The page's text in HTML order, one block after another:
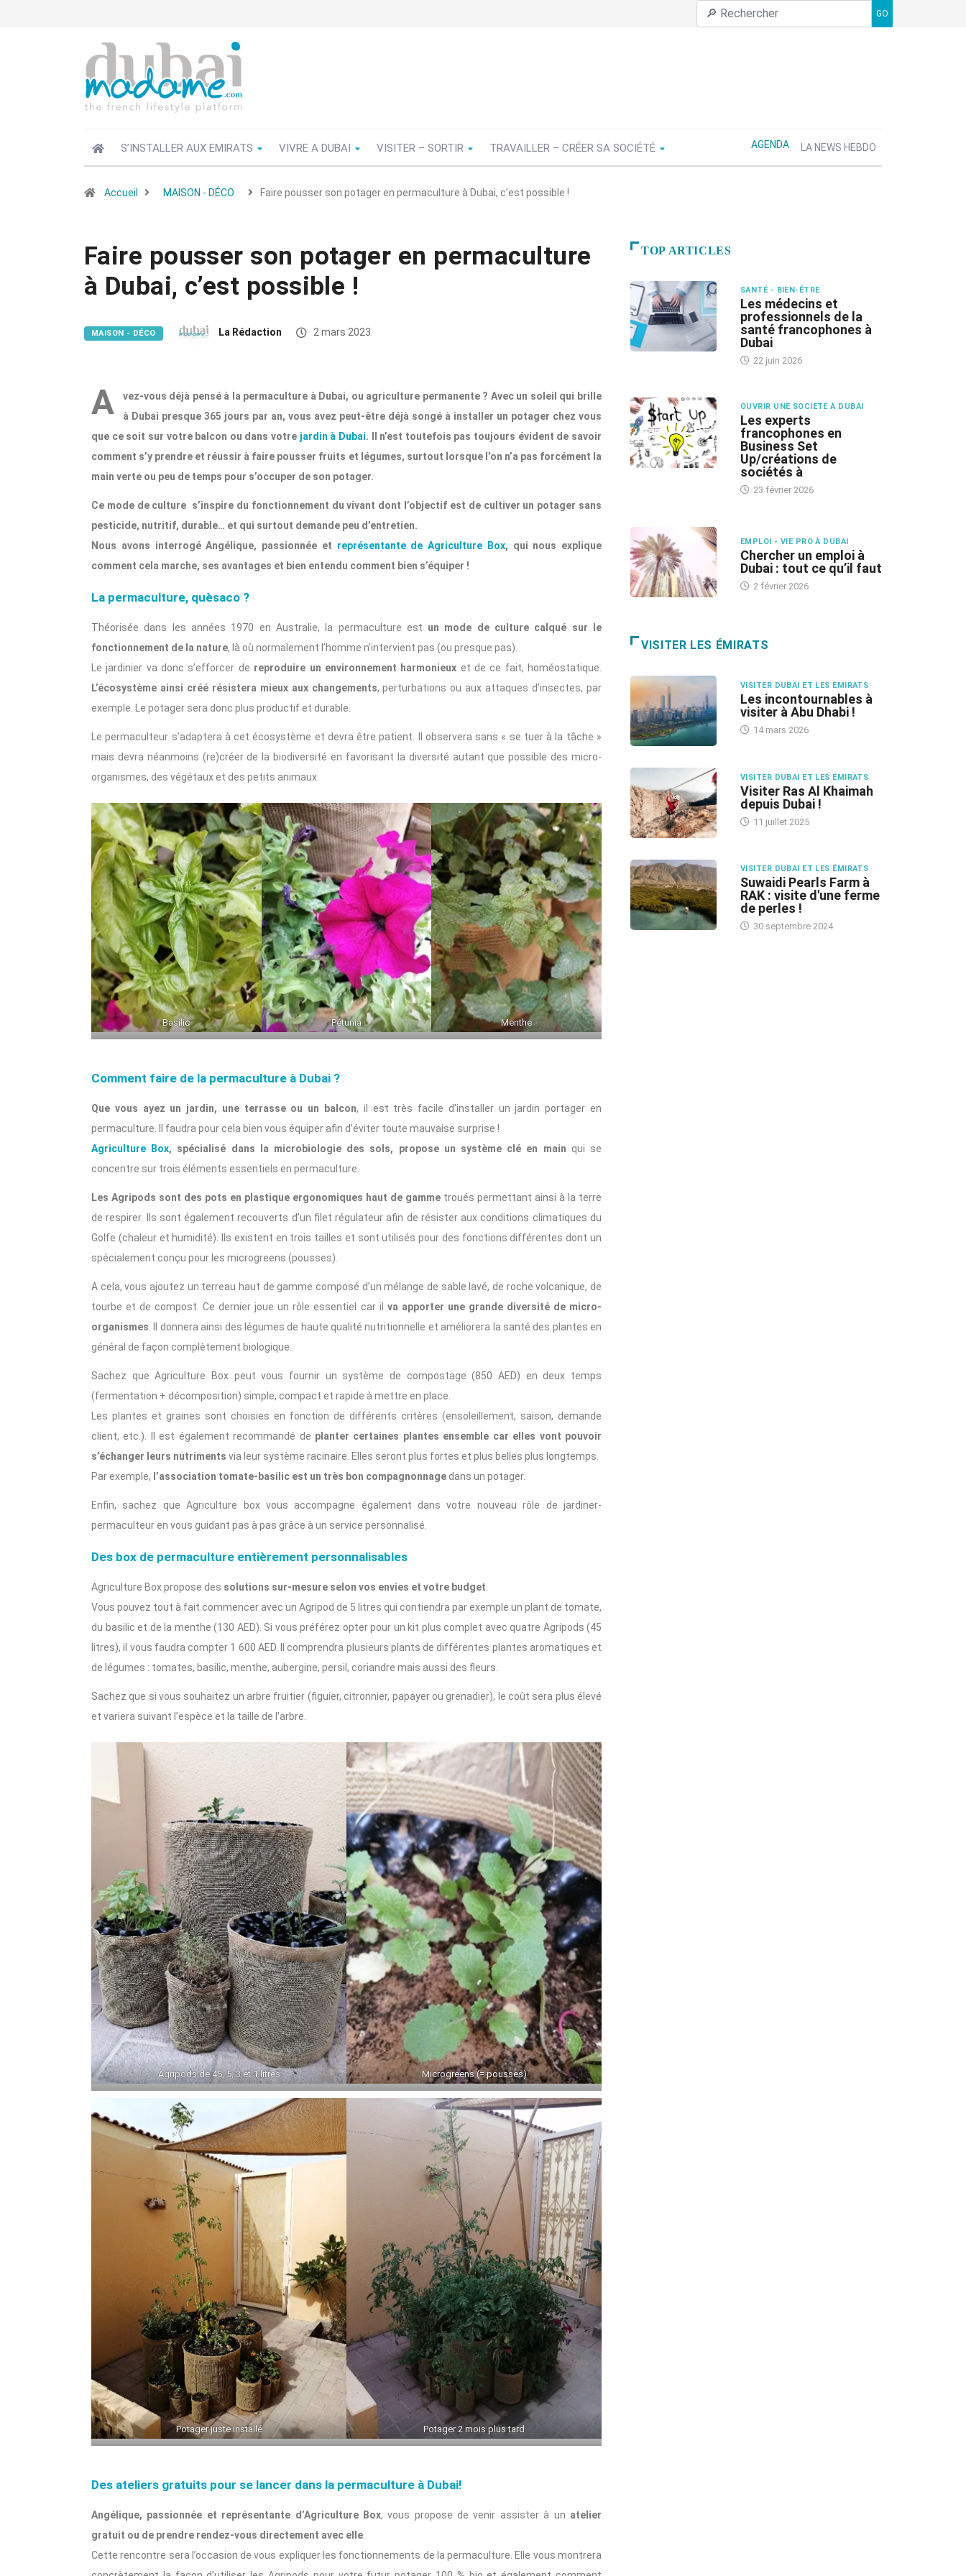
GO
S’INSTALLER AUX EMIRATS VIVRE A DUBAI VISITER – SORTIR TRAVAILLER – CRÉER SA SOCIÉTÉ AGENDA LA NEWS HEBDO
Accueil MAISON - DÉCO Faire pousser son potager en permaculture à Dubai, c’est possible !
Faire pousser son potager en permaculture
à Dubai, c’est possible !
MAISON - DÉCO La Rédaction 2 mars 2023
A
vez-vous déjà pensé à la permaculture à Dubai, ou agriculture permanente ? Avec un soleil qui brille
à Dubai presque 365 jours par an, vous avez peut-être déjà songé à installer un potager chez vous
que ce soit sur votre balcon ou dans votre jardin à Dubai. Il n’est toutefois pas toujours évident de savoir
comment s’y prendre et réussir à faire pousser fruits et légumes, surtout lorsque l’on n’a pas forcément la
main verte ou peu de temps pour s’occuper de son potager.
Ce mode de culture s’inspire du fonctionnement du vivant dont l’objectif est de cultiver un potager sans
pesticide, nutritif, durable… et qui surtout demande peu d’entretien.
Nous avons interrogé Angélique, passionnée et représentante de Agriculture Box, qui nous explique
comment cela marche, ses avantages et bien entendu comment bien s’équiper !
La permaculture, quèsaco ?
Théorisée dans les années 1970 en Australie, la permaculture est un mode de culture calqué sur le
fonctionnement de la nature, là où normalement l’homme n’intervient pas (ou presque pas).
Le jardinier va donc s’efforcer de reproduire un environnement harmonieux et de ce fait, homéostatique.
L’écosystème ainsi créé résistera mieux aux changements, perturbations ou aux attaques d’insectes, par
exemple. Le potager sera donc plus productif et durable.
Le permaculteur s’adaptera à cet écosystème et devra être patient. Il observera sans « se tuer à la tâche »
mais devra néanmoins (re)créer de la biodiversité en favorisant la diversité autant que possible des micro-
organismes, des végétaux et des petits animaux.
Basilic Pétunia Menthe
Comment faire de la permaculture à Dubai ?
Que vous ayez un jardin, une terrasse ou un balcon, il est très facile d’installer un jardin portager en
permaculture. Il faudra pour cela bien vous équiper afin d’éviter toute mauvaise surprise !
Agriculture Box, spécialisé dans la microbiologie des sols, propose un système clé en main qui se
concentre sur trois éléments essentiels en permaculture.
Les Agripods sont des pots en plastique ergonomiques haut de gamme troués permettant ainsi à la terre
de respirer. Ils sont également recouverts d’un filet régulateur afin de résister aux conditions climatiques du
Golfe (chaleur et humidité). Ils existent en trois tailles et sont utilisés pour des fonctions différentes dont un
spécialement conçu pour les microgreens (pousses).
A cela, vous ajoutez un terreau haut de gamme composé d’un mélange de sable lavé, de roche volcanique, de
tourbe et de compost. Ce dernier joue un rôle essentiel car il va apporter une grande diversité de micro-
organismes . Il donnera ainsi des légumes de haute qualité nutritionnelle et améliorera la santé des plantes en
général de façon complètement biologique.
Sachez que Agriculture Box peut vous fournir un système de compostage (850 AED) en deux temps
(fermentation + décomposition) simple, compact et rapide à mettre en place.
Les plantes et graines sont choisies en fonction de différents critères (ensoleillement, saison, demande
client, etc.). Il est également recommandé de planter certaines plantes ensemble car elles vont pouvoir
s’échanger leurs nutriments via leur système racinaire. Elles seront plus fortes et plus belles plus longtemps.
Par exemple, l’association tomate-basilic est un très bon compagnonnage dans un potager.
Enfin, sachez que Agriculture box vous accompagne également dans votre nouveau rôle de jardiner-
permaculteur en vous guidant pas à pas grâce à un service personnalisé.
Des box de permaculture entièrement personnalisables
Agriculture Box propose des solutions sur-mesure selon vos envies et votre budget
Vous pouvez tout à fait commencer avec un Agripod de 5 litres qui contiendra par exemple un plant de tomate,
du basilic et de la menthe (130 AED). Si vous préférez opter pour un kit plus complet avec quatre Agripods (45
litres), il vous faudra compter 1 600 AED. Il comprendra plusieurs plants de différentes plantes aromatiques et
de légumes : tomates, basilic, menthe, aubergine, persil, coriandre mais aussi des fleurs.
Sachez que si vous souhaitez un arbre fruitier (figuier, citronnier, papayer ou grenadier), le coût sera plus élevé
et variera suivant l’espèce et la taille de l’arbre.
Agripods de 45, 5, 3 et 1 litres Microgreens (= pousses)
Potager juste installé Potager 2 mois plus tard
Des ateliers gratuits pour se lancer dans la permaculture à Dubai!
Angélique, passionnée et représentante d’Agriculture Box, vous propose de venir assister à un atelier
gratuit ou de prendre rendez-vous directement avec elle
Cette rencontre sera l’occasion de vous expliquer les fonctionnements de la permaculture. Elle vous montrera
TOP ARTICLES
SANTÉ - BIEN-ÊTRE
Les médecins et
professionnels de la
santé francophones à
Dubai
22 juin 2026
OUVRIR UNE SOCIETE À DUBAI
Les experts
francophones en
Business Set
Up/créations de
sociétés à
23 février 2026
EMPLOI - VIE PRO À DUBAI
Chercher un emploi à
Dubai : tout ce qu’il faut
2 février 2026
VISITER LES ÉMIRATS
VISITER DUBAI ET LES ÉMIRATS
Les incontournables à
visiter à Abu Dhabi !
14 mars 2026
VISITER DUBAI ET LES ÉMIRATS
Visiter Ras Al Khaimah
depuis Dubai !
11 juillet 2025
VISITER DUBAI ET LES ÉMIRATS
Suwaidi Pearls Farm à
RAK : visite d'une ferme
de perles !
30 septembre 2024